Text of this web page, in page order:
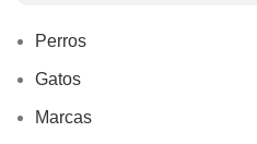
Perros
Gatos
Marcas